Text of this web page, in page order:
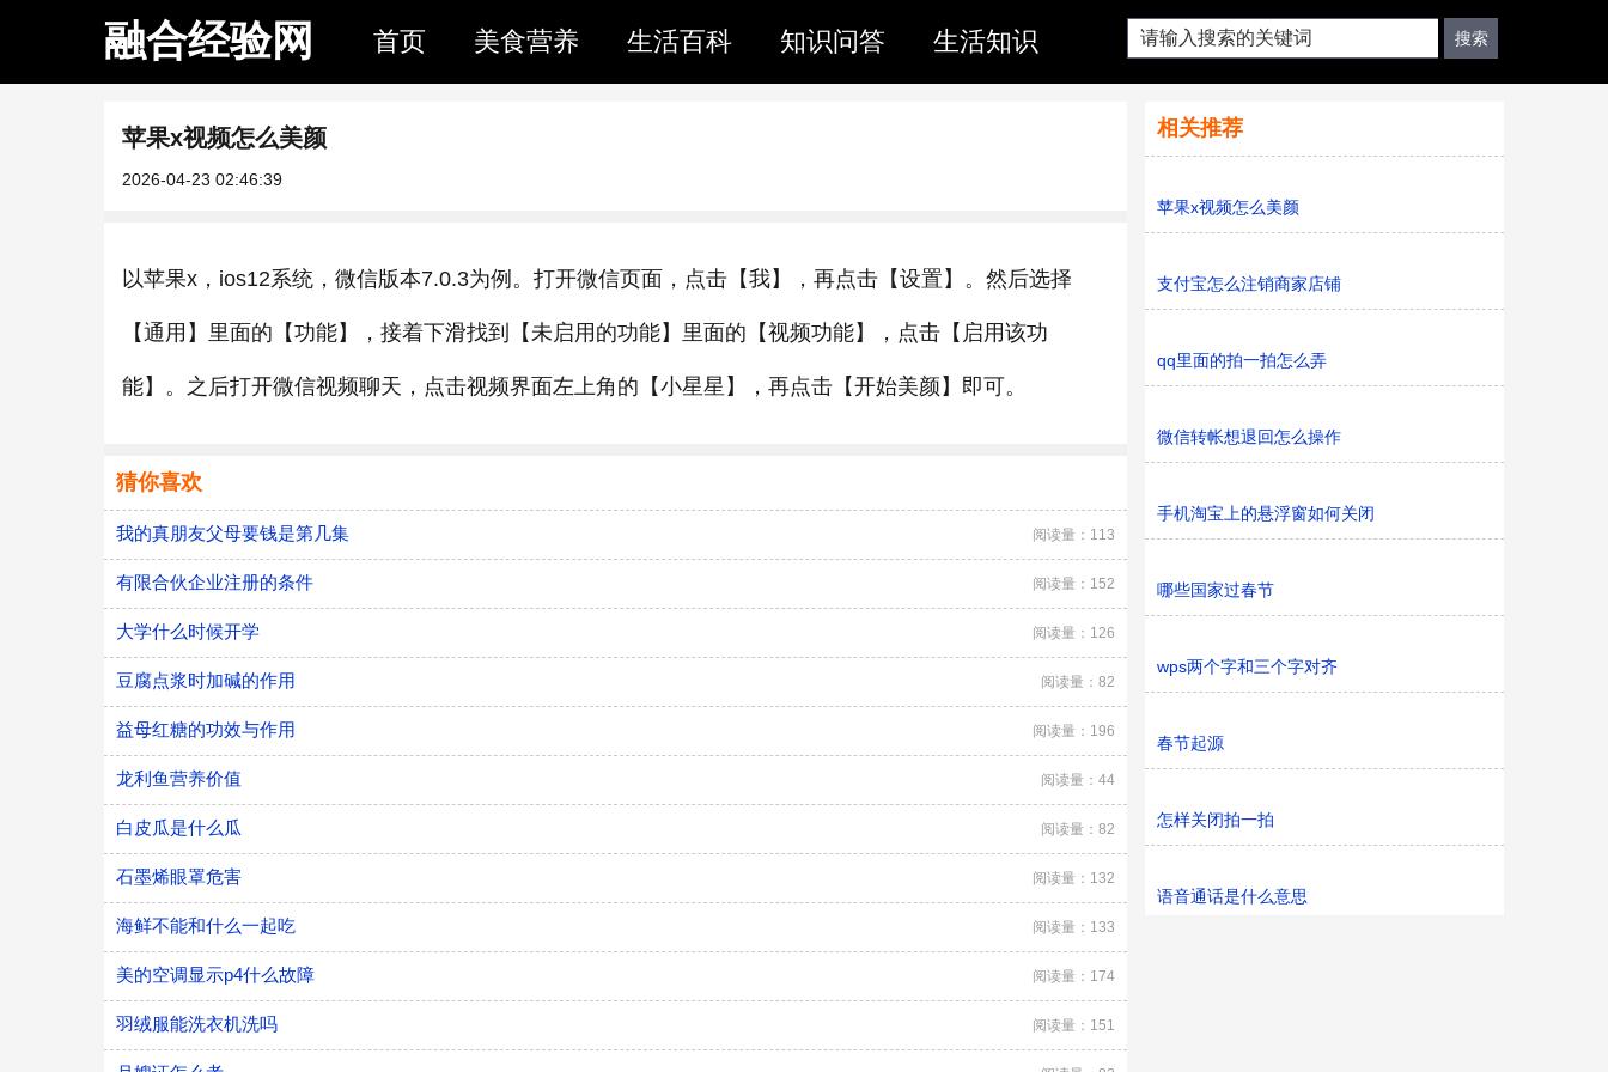
融合经验网 首页 美食营养 生活百科 知识问答 生活知识
苹果x视频怎么美颜
2026-04-23 02:46:39
以苹果x，ios12系统，微信版本7.0.3为例。打开微信页面，点击【我】，再点击【设置】。然后选择
【通用】里面的【功能】，接着下滑找到【未启用的功能】里面的【视频功能】，点击【启用该功
能】。之后打开微信视频聊天，点击视频界面左上角的【小星星】，再点击【开始美颜】即可。
猜你喜欢
我的真朋友父母要钱是第几集 阅读量：113
有限合伙企业注册的条件 阅读量：152
大学什么时候开学 阅读量：126
豆腐点浆时加碱的作用 阅读量：82
益母红糖的功效与作用 阅读量：196
龙利鱼营养价值 阅读量：44
白皮瓜是什么瓜 阅读量：82
石墨烯眼罩危害 阅读量：132
海鲜不能和什么一起吃 阅读量：133
美的空调显示p4什么故障 阅读量：174
羽绒服能洗衣机洗吗 阅读量：151
相关推荐
苹果x视频怎么美颜
支付宝怎么注销商家店铺
qq里面的拍一拍怎么弄
微信转帐想退回怎么操作
手机淘宝上的悬浮窗如何关闭
哪些国家过春节
wps两个字和三个字对齐
春节起源
怎样关闭拍一拍
语音通话是什么意思